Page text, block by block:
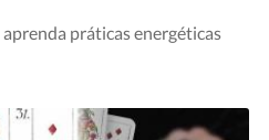
práticas energéticas